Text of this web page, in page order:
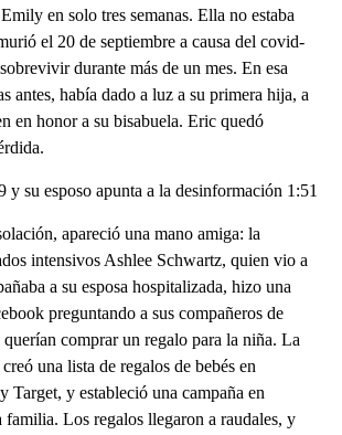
en solo tres semanas. Ella no estaba
el 20 de septiembre a causa del covid-
durante más de un mes. En esa
antes, había dado a luz a su primera hija, a
en honor a su bisabuela. Eric quedó
su esposo apunta a la desinformación 1:51
apareció una mano amiga: la
intensivos Ashlee Schwartz, quien vio a
a su esposa hospitalizada, hizo una
preguntando a sus compañeros de
comprar un regalo para la niña. La
una lista de regalos de bebés en
Target, y estableció una campaña en
Los regalos llegaron a raudales, y